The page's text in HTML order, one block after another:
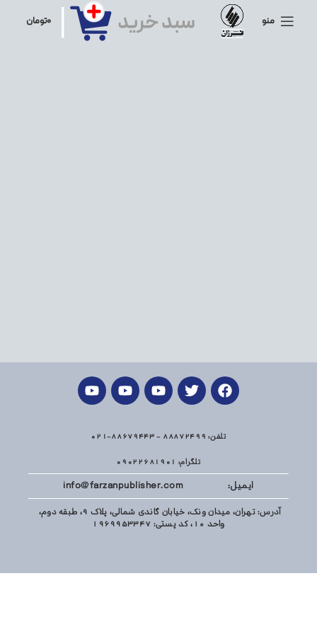
منو ۰تومان
تلفن: 88872499 - 88679443-021
تلگرام: 09022681901
ایمیل: info@farzanpublisher.com
آدرس: تهران، میدان ونک، خیابان گاندی شمالی، پلاک 9، طبقه دوم،
واحد 10، کد پستی: 1969953347